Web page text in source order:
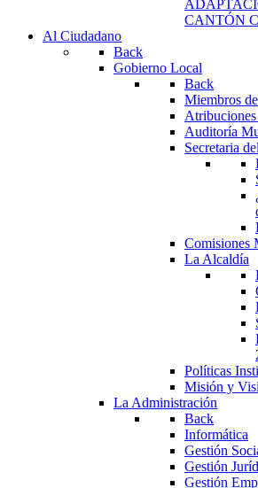
CANTÓN
Al Ciudadano
Back
Gobierno Local
Back
Miembros
Auditoría
Secretaria
Comisiones
La Alcaldía
Políticas
Misión y
La Administración
Back
Informática
Gestión
Gestión
Gestión